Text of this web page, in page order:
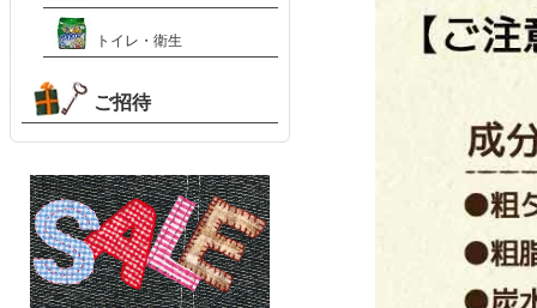
トイレ・衛生
ご招待